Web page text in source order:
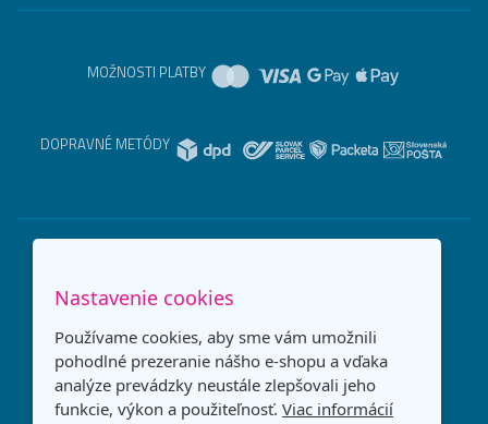
MOŽNOSTI PLATBY
DOPRAVNÉ METÓDY
Nastavenie cookies
Používame cookies, aby sme vám umožnili
pohodlné prezeranie nášho e-shopu a vďaka
analýze prevádzky neustále zlepšovali jeho
funkcie, výkon a použiteľnosť. Viac informácií